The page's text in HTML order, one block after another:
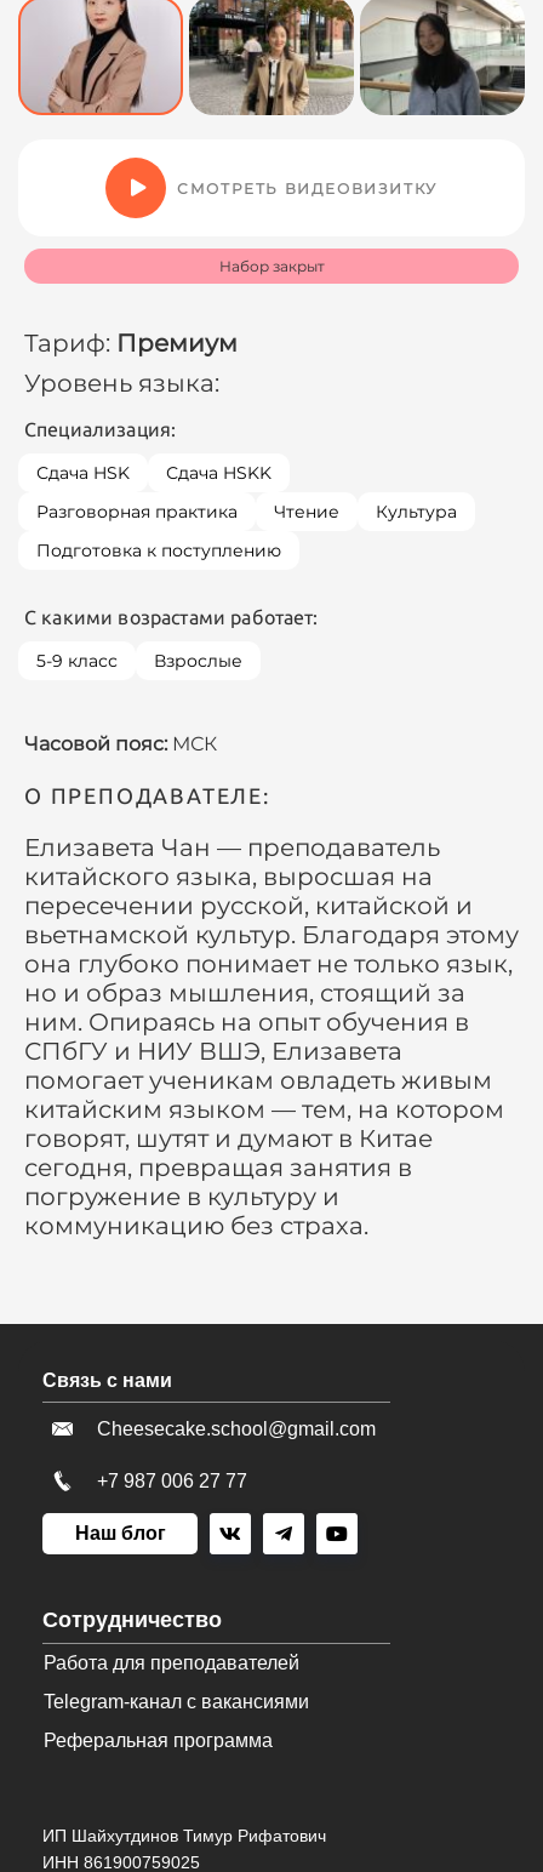
СМОТРЕТЬ ВИДЕОВИЗИТКУ
Набор закрыт
Тариф: Премиум
Уровень языка:
Специализация:
Сдача HSK
Сдача HSKK
Разговорная практика
Чтение
Культура
Подготовка к поступлению
С какими возрастами работает:
5-9 класс
Взрослые
Часовой пояс: МСК
О ПРЕПОДАВАТЕЛЕ:
Елизавета Чан — преподаватель
китайского языка, выросшая на
пересечении русской, китайской и
вьетнамской культур. Благодаря этому
она глубоко понимает не только язык,
но и образ мышления, стоящий за
ним. Опираясь на опыт обучения в
СПбГУ и НИУ ВШЭ, Елизавета
помогает ученикам овладеть живым
китайским языком — тем, на котором
говорят, шутят и думают в Китае
сегодня, превращая занятия в
погружение в культуру и
коммуникацию без страха.
Связь с нами
Cheesecake.school@gmail.com
+7 987 006 27 77
Наш блог
Сотрудничество
Работа для преподавателей
Telegram-канал с вакансиями
Реферальная программа
ИП Шайхутдинов Тимур Рифатович
ИНН 861900759025